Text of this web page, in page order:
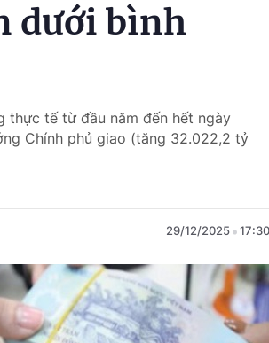
dưới bình
thực tế từ đầu năm đến hết ngày
Chính phủ giao (tăng 32.022,2 tỷ
29/12/2025 17:30